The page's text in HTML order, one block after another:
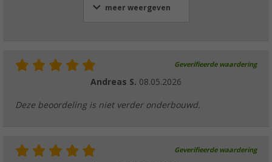
meer weergeven
Geverifieerde waardering
Andreas S. 08.05.2026
Deze beoordeling is niet verder onderbouwd.
Geverifieerde waardering